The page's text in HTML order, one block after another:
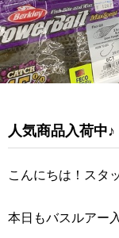
人気商品入荷中♪
こんにちは！スタ
本日もバスルアー